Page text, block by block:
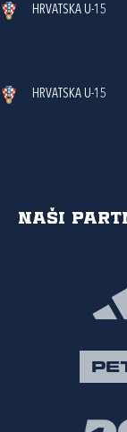
HRVATSKA U-15
HRVATSKA U-15
Naši